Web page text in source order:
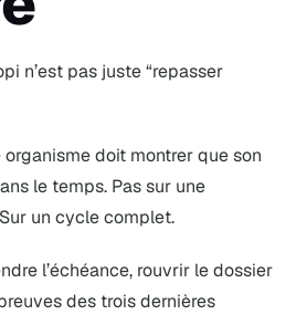
n’est pas juste “repasser
organisme doit montrer que son
le temps. Pas sur une
un cycle complet.
l’échéance, rouvrir le dossier
des trois dernières